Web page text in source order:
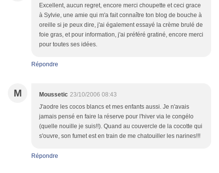
Excellent, aucun regret, encore merci choupette et ceci grace
à Sylvie, une amie qui m'a fait connaître ton blog de bouche à
oreille si je peux dire, j'ai également essayé la crème brulé de
foie gras, et pour information, j'ai préféré gratiné, encore merci
pour toutes ses idées.
Répondre
M Moussetic 23/10/2006 08:43
J'aodre les cocos blancs et mes enfants aussi. Je n'avais
jamais pensé en faire la réserve pour l'hiver via le congélo
(quelle nouille je suis!!). Quand au couvercle de la cocotte qui
s'ouvre, son fumet est en train de me chatouiller les narines!!!
Répondre